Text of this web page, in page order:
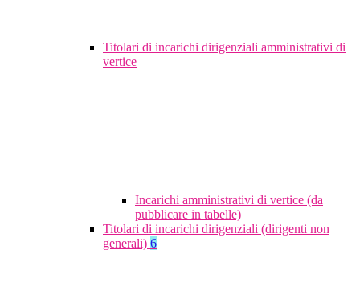
Titolari di incarichi dirigenziali amministrativi di
vertice
Incarichi amministrativi di vertice (da
pubblicare in tabelle)
Titolari di incarichi dirigenziali (dirigenti non
generali) 6